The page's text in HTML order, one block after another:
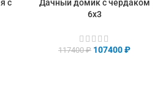
с
Дачный домик с чердаком
6х3
117400₽ 107400₽